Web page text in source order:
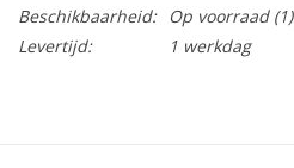
Beschikbaarheid:
Op voorraad(1)
Levertijd:
1 werkdag